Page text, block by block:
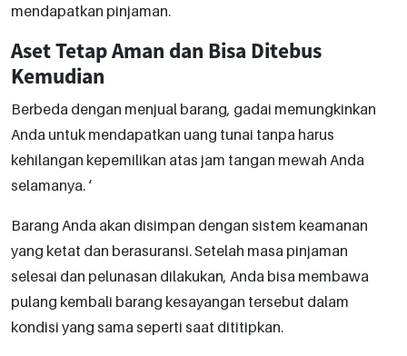
mendapatkan pinjaman.
Aset Tetap Aman dan Bisa Ditebus
Kemudian
Berbeda dengan menjual barang, gadai memungkinkan
Anda untuk mendapatkan uang tunai tanpa harus
kehilangan kepemilikan atas jam tangan mewah Anda
selamanya. ‘
Barang Anda akan disimpan dengan sistem keamanan
yang ketat dan berasuransi. Setelah masa pinjaman
selesai dan pelunasan dilakukan, Anda bisa membawa
pulang kembali barang kesayangan tersebut dalam
kondisi yang sama seperti saat dititipkan.